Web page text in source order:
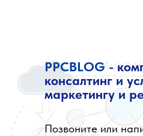
PPCBLOG-
консалтинг и
маркетингу и
Позвоните или